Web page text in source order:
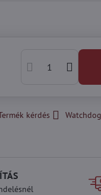
kérdés Watchdog